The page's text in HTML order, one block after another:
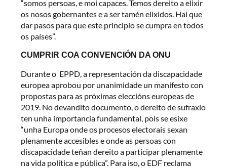
“somos persoas, e moi capaces. Temos dereito a elixir
os nosos gobernantes e a ser tamén elixidos. Hai que
dar pasos para que este principio se cumpra en todos
os países”.
CUMPRIR COA CONVENCIÓN DA ONU
Durante o EPPD, a representación da discapacidade
europea aprobou por unanimidade un manifesto con
propostas para as próximas eleccións europeas de
2019. No devandito documento, o dereito de sufraxio
ten unha importancia fundamental, pois se esixe
“unha Europa onde os procesos electorais sexan
plenamente accesibles e onde as persoas con
discapacidade teñan dereito a participar plenamente
na vida política e pública”. Para iso, o EDF reclama